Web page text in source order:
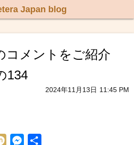
Japan blog
メントをご紹介
134
2024年11月13日 11:45 PM
M